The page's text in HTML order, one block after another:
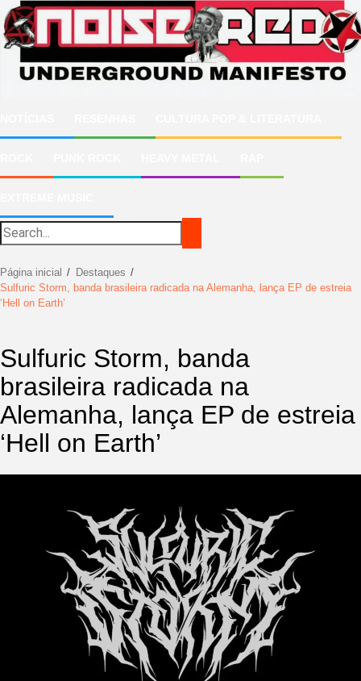
para
o
conteúdo
Página inicial
Destaques
Sulfuric Storm, banda brasileira radicada na Alemanha, lança EP de estreia
‘Hell on Earth’
Sulfuric Storm, banda
brasileira radicada na
Alemanha, lança EP de estreia
‘Hell on Earth’